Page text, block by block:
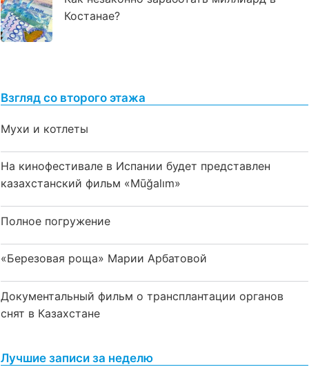
Костанае?
Взгляд со второго этажа
Мухи и котлеты
На кинофестивале в Испании будет представлен
казахстанский фильм «Mūğalım»
Полное погружение
«Березовая роща» Марии Арбатовой
Документальный фильм о трансплантации органов
снят в Казахстане
Лучшие записи за неделю